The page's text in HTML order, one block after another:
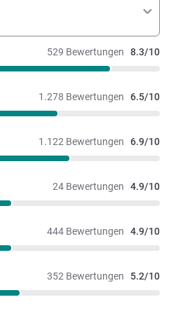
529 Bewertungen 8.3/10
1.278 Bewertungen 6.5/10
1.122 Bewertungen 6.9/10
24 Bewertungen 4.9/10
444 Bewertungen 4.9/10
352 Bewertungen 5.2/10